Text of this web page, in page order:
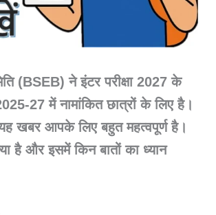
(BSEB) ने इंटर परीक्षा 2027 के
27में नामांकित छात्रों के लिए है।
खबर आपके लिए बहुत महत्वपूर्ण है।
है और इसमें किन बातों का ध्यान